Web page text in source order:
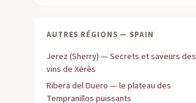
AUTRES RÉGIONS — SPAIN
Jerez (Sherry) — Secrets et saveurs des
vins de Xérès
Ribera del Duero — le plateau des
Tempranillos puissants